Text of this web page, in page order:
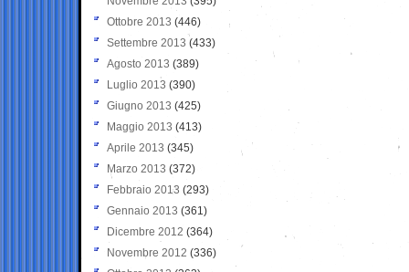
Ottobre 2013 (446)
Settembre 2013 (433)
Agosto 2013 (389)
Luglio 2013 (390)
Giugno 2013 (425)
Maggio 2013 (413)
Aprile 2013 (345)
Marzo 2013 (372)
Febbraio 2013 (293)
Gennaio 2013 (361)
Dicembre 2012 (364)
Novembre 2012 (336)